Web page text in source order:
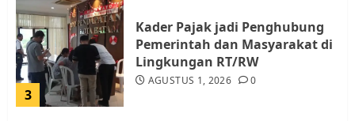
3
Kader Pajak jadi Penghubung
Pemerintah dan Masyarakat di
Lingkungan RT/RW
AGUSTUS 1, 2026 0